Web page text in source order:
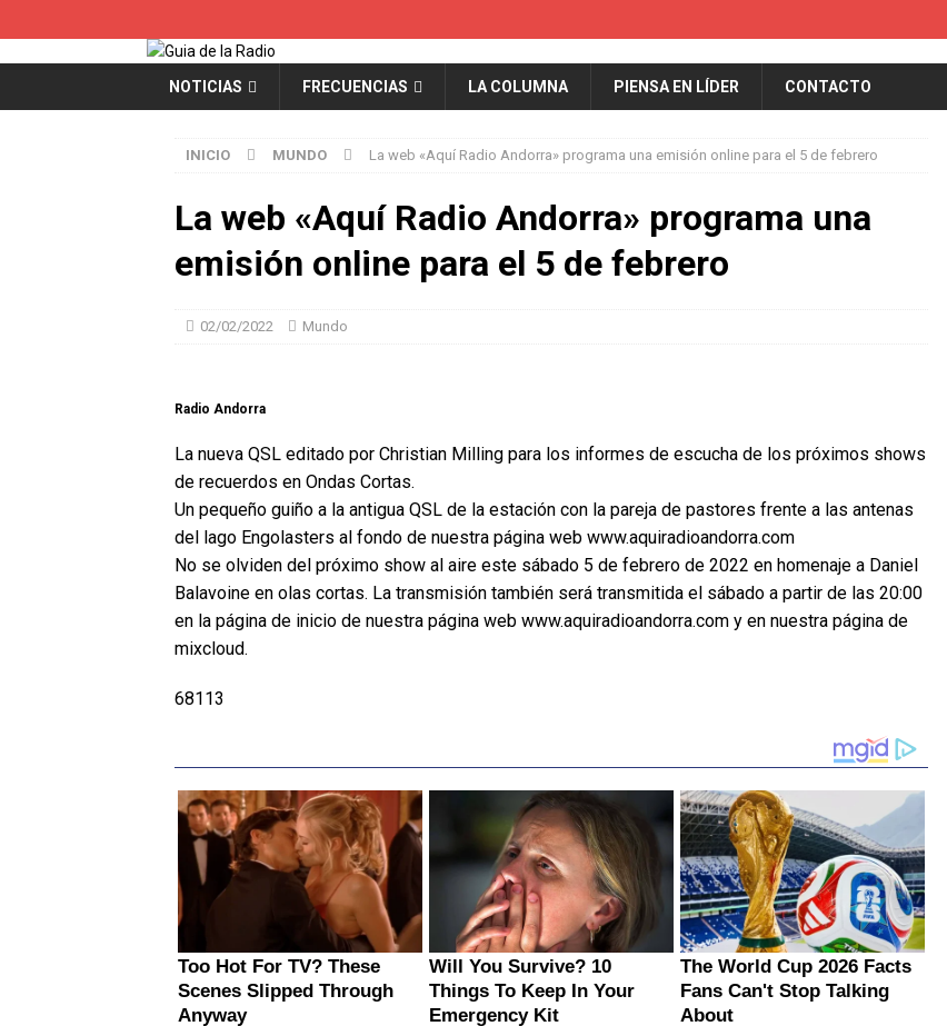
NOTICIAS FRECUENCIAS LA COLUMNA PIENSA EN LÍDER CONTACTO
INICIO MUNDO La web «Aquí Radio Andorra» programa una emisión online para el 5 de febrero
La web «Aquí Radio Andorra» programa una
emisión online para el 5 de febrero
02/02/2022 Mundo
Radio Andorra
La nueva QSL editado por Christian Milling para los informes de escucha de los próximos shows
de recuerdos en Ondas Cortas.
Un pequeño guiño a la antigua QSL de la estación con la pareja de pastores frente a las antenas
del lago Engolasters al fondo de nuestra página web www.aquiradioandorra.com
No se olviden del próximo show al aire este sábado 5 de febrero de 2022 en homenaje a Daniel
Balavoine en olas cortas. La transmisión también será transmitida el sábado a partir de las 20:00
en la página de inicio de nuestra página web www.aquiradioandorra.com y en nuestra página de
mixcloud.
68113